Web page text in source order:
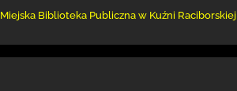
Miejska Biblioteka Publiczna w Kuźni Raciborskiej